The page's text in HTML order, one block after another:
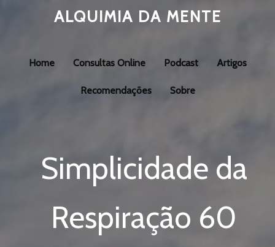
ALQUIMIA DA MENTE
Home Consultas Online Podcast Artigos
Recomendações Sobre
Simplicidade da
Respiração 60